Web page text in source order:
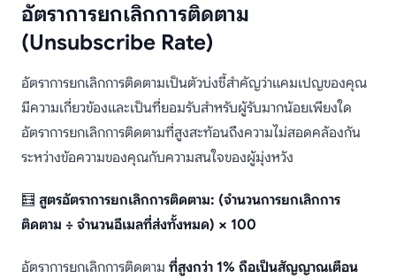
อัตราการยกเลิกการติดตาม
(Unsubscribe Rate)
อัตราการยกเลิกการติดตามเป็นตัวบ่งชี้สำคัญว่าแคมเปญของคุณ
มีความเกี่ยวข้องและเป็นที่ยอมรับสำหรับผู้รับมากน้อยเพียงใด
อัตราการยกเลิกการติดตามที่สูงสะท้อนถึงความไม่สอดคล้องกัน
ระหว่างข้อความของคุณกับความสนใจของผู้มุ่งหวัง
🧮 สูตรอัตราการยกเลิกการติดตาม: (จำนวนการยกเลิกการ
ติดตาม ÷ จำนวนอีเมลที่ส่งทั้งหมด) × 100
อัตราการยกเลิกการติดตาม ที่สูงกว่า 1% ถือเป็นสัญญาณเตือน